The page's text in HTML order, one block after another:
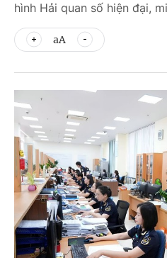
hình Hải quan số hiện đại,
aA